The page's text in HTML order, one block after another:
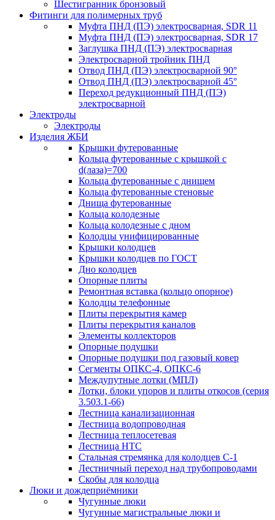
Шестигранник бронзовый
Фитинги для полимерных труб
Муфта ПНД (ПЭ) электросварная, SDR 11
Муфта ПНД (ПЭ) электросварная, SDR 17
Заглушка ПНД (ПЭ) электросварная
Электросварной тройник ПНД
Отвод ПНД (ПЭ) электросварной 90°
Отвод ПНД (ПЭ) электросварной 45°
Переход редукционный ПНД (ПЭ)
электросварной
Электроды
Электроды
Изделия ЖБИ
Крышки футерованные
Кольца футерованные с крышкой с
d(лаза)=700
Кольца футерованные с днищем
Кольца футерованные стеновые
Днища футерованные
Кольца колодезные
Кольца колодезные с дном
Колодцы унифицированные
Крышки колодцев
Крышки колодцев по ГОСТ
Дно колодцев
Опорные плиты
Ремонтная вставка (кольцо опорное)
Колодцы телефонные
Плиты перекрытия камер
Плиты перекрытия каналов
Элементы коллекторов
Опорные подушки
Опорные подушки под газовый ковер
Сегменты ОПКС-4, ОПКС-6
Междупутные лотки (МПЛ)
Лотки, блоки упоров и плиты откосов (серия
3.503.1-66)
Лестница канализационная
Лестница водопроводная
Лестница теплосетевая
Лестница НТС
Стальная стремянка для колодцев С-1
Лестничный переход над трубопроводами
Скобы для колодца
Люки и дождеприёмники
Чугунные люки
Чугунные магистральные люки и